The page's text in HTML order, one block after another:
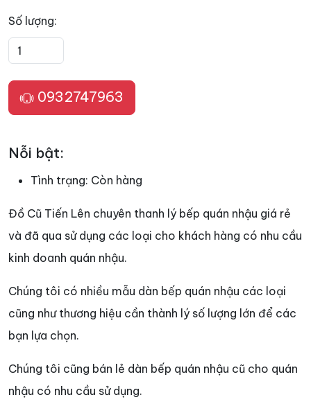
Số lượng:
0932747963
Nỗi bật:
Tình trạng: Còn hàng
Đồ Cũ Tiến Lên chuyên thanh lý bếp quán nhậu giá rẻ
và đã qua sử dụng các loại cho khách hàng có nhu cầu
kinh doanh quán nhậu.
Chúng tôi có nhiều mẫu dàn bếp quán nhậu các loại
cũng như thương hiệu cần thành lý số lượng lớn để các
bạn lựa chọn.
Chúng tôi cũng bán lẻ dàn bếp quán nhậu cũ cho quán
nhậu có nhu cầu sử dụng.